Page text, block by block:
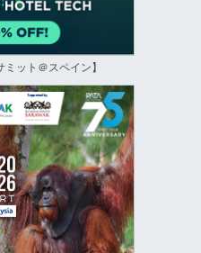
ミット＠スペイン】